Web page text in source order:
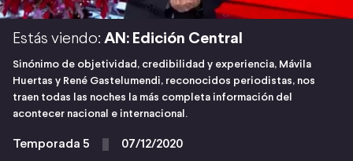
Estás viendo: AN: Edición Central
Sinónimo de objetividad, credibilidad y experiencia, Mávila
Huertas y René Gastelumendi, reconocidos periodistas, nos
traen todas las noches la más completa información del
acontecer nacional e internacional.
Temporada 5 07/12/2020